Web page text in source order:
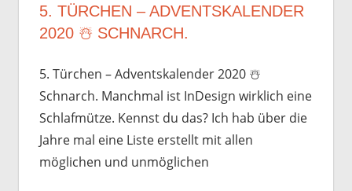
5. TÜRCHEN – ADVENTSKALENDER
2020 ☃️️ SCHNARCH.
5. Türchen – Adventskalender 2020 ☃️️
Schnarch. Manchmal ist InDesign wirklich eine
Schlafmütze. Kennst du das? Ich hab über die
Jahre mal eine Liste erstellt mit allen
möglichen und unmöglichen